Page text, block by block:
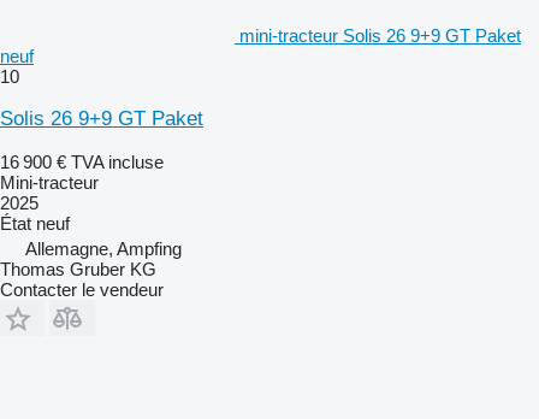
mini-tracteur Solis 26 9+9 GT Paket
neuf
10
Solis 26 9+9 GT Paket
16 900 € TVA incluse
Mini-tracteur
2025
État neuf
Allemagne, Ampfing
Thomas Gruber KG
Contacter le vendeur